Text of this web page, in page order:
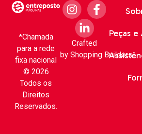
*Chamada
para a rede
fixa nacional
© 2026
Todos os
Direitos
Reservados.
Peças
Crafted
by Shopping Builders